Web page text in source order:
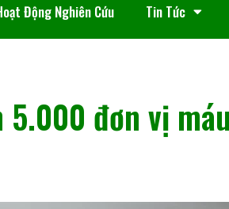
Động Nghiên Cứu Tin Tức
5.000 đơn vị máu